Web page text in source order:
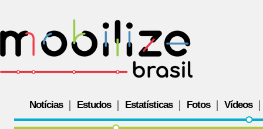
Notícias Estudos Estatísticas Fotos Vídeos